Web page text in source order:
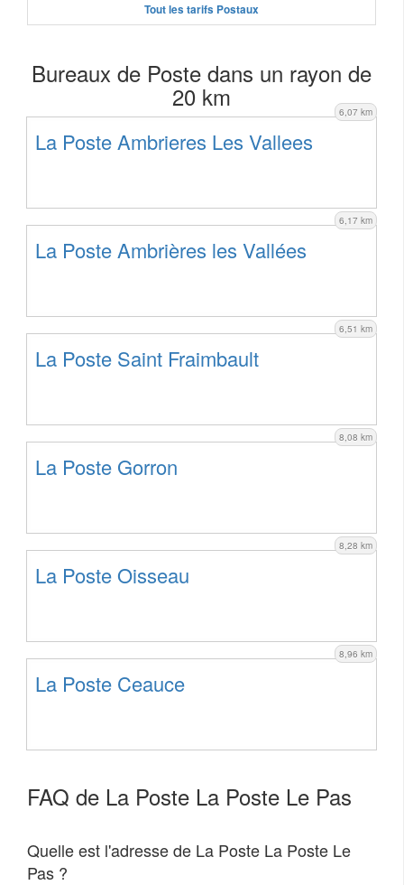
Tout les tarifs Postaux
Bureaux de Poste dans un rayon de
20 km 6,07 km
La Poste Ambrieres Les Vallees
6,17 km
La Poste Ambrières les Vallées
6,51 km
La Poste Saint Fraimbault
8,08 km
La Poste Gorron
8,28 km
La Poste Oisseau
8,96 km
La Poste Ceauce
FAQ de La Poste La Poste Le Pas
Quelle est l'adresse de La Poste La Poste Le
Pas ?